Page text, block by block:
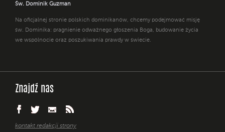
Św. Dominik Guzman
Na oficjalnej stronie polskich dominikanów, chcemy podejmować misję
św. Dominika: pragnienie odważnego głoszenia Boga, budowanie życia
we wspólnocie oraz poszukiwania prawdy w świecie.
Znajdź nas
kontakt redakcji strony